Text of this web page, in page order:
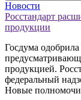
Новости
Росстандарт
продукции
Госдума
продукцией.
федеральный
Новые